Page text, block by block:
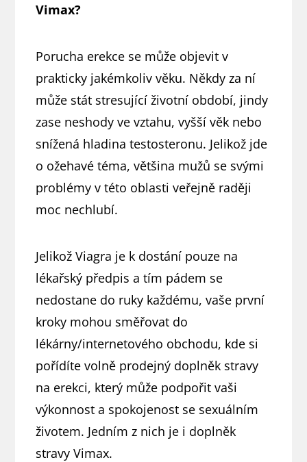
Vimax?
Porucha erekce se může objevit v
prakticky jakémkoliv věku. Někdy za ní
může stát stresující životní období, jindy
zase neshody ve vztahu, vyšší věk nebo
snížená hladina testosteronu. Jelikož jde
o ožehavé téma, většina mužů se svými
problémy v této oblasti veřejně raději
moc nechlubí.
Jelikož Viagra je k dostání pouze na
lékařský předpis a tím pádem se
nedostane do ruky každému, vaše první
kroky mohou směřovat do
lékárny/internetového obchodu, kde si
pořídíte volně prodejný doplněk stravy
na erekci, který může podpořit vaši
výkonnost a spokojenost se sexuálním
životem. Jedním z nich je i doplněk
stravy Vimax.